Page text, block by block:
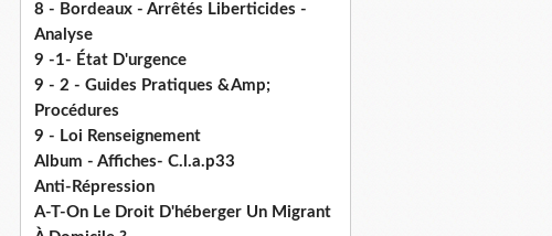
8 - Bordeaux - Arrêtés Liberticides -
Analyse
9 -1- État D'urgence
9 - 2 - Guides Pratiques &Amp;
Procédures
9 - Loi Renseignement
Album - Affiches- C.l.a.p33
Anti-Répression
A-T-On Le Droit D'héberger Un Migrant